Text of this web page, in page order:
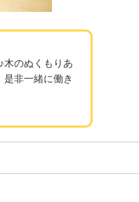
木のぬくもりあ
非一緒に働き